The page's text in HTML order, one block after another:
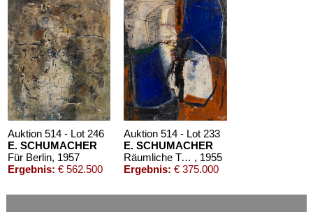
Auktion 514 - Lot 246
E. SCHUMACHER
Für Berlin, 1957
Ergebnis: € 562.500
Auktion 514 - Lot 233
E. SCHUMACHER
Räumliche Trennung , 1955
Ergebnis: € 375.000